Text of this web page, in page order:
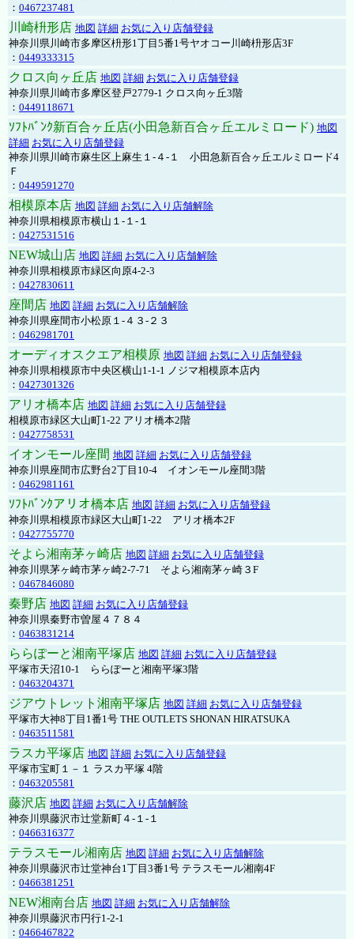
： 0467237481
川崎枡形店 地図 詳細 お気に入り店舗登録
神奈川県川崎市多摩区枡形1丁目5番1号ヤオコー川崎枡形店3F
： 0449333315
クロス向ヶ丘店 地図 詳細 お気に入り店舗登録
神奈川県川崎市多摩区登戸2779-1 クロス向ヶ丘3階
： 0449118671
ｿﾌﾄﾊﾞﾝｸ新百合ヶ丘店(小田急新百合ヶ丘エルミロード) 地図
詳細 お気に入り店舗登録
神奈川県川崎市麻生区上麻生１-４-１ 小田急新百合ヶ丘エルミロード4
Ｆ
： 0449591270
相模原本店 地図 詳細 お気に入り店舗解除
神奈川県相模原市横山１-１-１
： 0427531516
NEW城山店 地図 詳細 お気に入り店舗解除
神奈川県相模原市緑区向原4-2-3
： 0427830611
座間店 地図 詳細 お気に入り店舗解除
神奈川県座間市小松原１-４３-２３
： 0462981701
オーディオスクエア相模原 地図 詳細 お気に入り店舗登録
神奈川県相模原市中央区横山1-1-1 ノジマ相模原本店内
： 0427301326
アリオ橋本店 地図 詳細 お気に入り店舗登録
相模原市緑区大山町1-22 アリオ橋本2階
： 0427758531
イオンモール座間 地図 詳細 お気に入り店舗登録
神奈川県座間市広野台2丁目10-4 イオンモール座間3階
： 0462981161
ｿﾌﾄﾊﾞﾝｸアリオ橋本店 地図 詳細 お気に入り店舗登録
神奈川県相模原市緑区大山町1-22 アリオ橋本2F
： 0427755770
そよら湘南茅ヶ崎店 地図 詳細 お気に入り店舗登録
神奈川県茅ヶ崎市茅ヶ崎2‐7‐71 そよら湘南茅ヶ崎３F
： 0467846080
秦野店 地図 詳細 お気に入り店舗登録
神奈川県秦野市曽屋４７８４
： 0463831214
ららぽーと湘南平塚店 地図 詳細 お気に入り店舗登録
平塚市天沼10-1 ららぽーと湘南平塚3階
： 0463204371
ジアウトレット湘南平塚店 地図 詳細 お気に入り店舗登録
平塚市大神8丁目1番1号 THE OUTLETS SHONAN HIRATSUKA
： 0463511581
ラスカ平塚店 地図 詳細 お気に入り店舗登録
平塚市宝町１－１ ラスカ平塚 4階
： 0463205581
藤沢店 地図 詳細 お気に入り店舗解除
神奈川県藤沢市辻堂新町４-１-１
： 0466316377
テラスモール湘南店 地図 詳細 お気に入り店舗解除
神奈川県藤沢市辻堂神台1丁目3番1号 テラスモール湘南4F
： 0466381251
NEW湘南台店 地図 詳細 お気に入り店舗解除
神奈川県藤沢市円行1-2-1
： 0466467822